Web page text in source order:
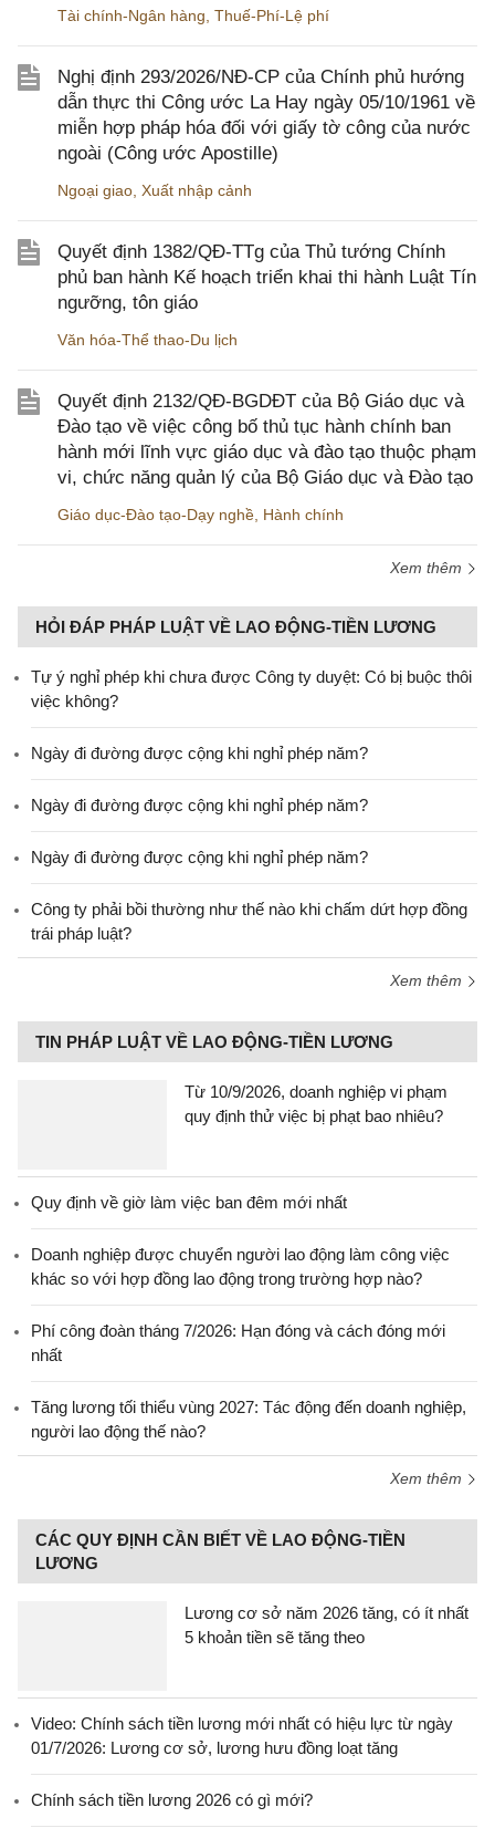
Tài chính-Ngân hàng Thuế-Phí-Lệ phí
Nghị định 293/2026/NĐ-CP của Chính phủ hướng
dẫn thực thi Công ước La Hay ngày 05/10/1961 về
miễn hợp pháp hóa đối với giấy tờ công của nước
ngoài (Công ước Apostille)
Ngoại giao Xuất nhập cảnh
Quyết định 1382/QĐ-TTg của Thủ tướng Chính
phủ ban hành Kế hoạch triển khai thi hành Luật Tín
ngưỡng, tôn giáo
Văn hóa-Thể thao-Du lịch
Quyết định 2132/QĐ-BGDĐT của Bộ Giáo dục và
Đào tạo về việc công bố thủ tục hành chính ban
hành mới lĩnh vực giáo dục và đào tạo thuộc phạm
vi, chức năng quản lý của Bộ Giáo dục và Đào tạo
Giáo dục-Đào tạo-Dạy nghề Hành chính
Xem thêm
HỎI ĐÁP PHÁP LUẬT VỀ LAO ĐỘNG-TIỀN LƯƠNG
Tự ý nghỉ phép khi chưa được Công ty duyệt: Có bị buộc thôi
việc không?
Ngày đi đường được cộng khi nghỉ phép năm?
Ngày đi đường được cộng khi nghỉ phép năm?
Ngày đi đường được cộng khi nghỉ phép năm?
Công ty phải bồi thường như thế nào khi chấm dứt hợp đồng
trái pháp luật?
Xem thêm
TIN PHÁP LUẬT VỀ LAO ĐỘNG-TIỀN LƯƠNG
Từ 10/9/2026, doanh nghiệp vi phạm
quy định thử việc bị phạt bao nhiêu?
Quy định về giờ làm việc ban đêm mới nhất
Doanh nghiệp được chuyển người lao động làm công việc
khác so với hợp đồng lao động trong trường hợp nào?
Phí công đoàn tháng 7/2026: Hạn đóng và cách đóng mới
nhất
Tăng lương tối thiểu vùng 2027: Tác động đến doanh nghiệp,
người lao động thế nào?
Xem thêm
CÁC QUY ĐỊNH CẦN BIẾT VỀ LAO ĐỘNG-TIỀN
LƯƠNG
Lương cơ sở năm 2026 tăng, có ít nhất
5 khoản tiền sẽ tăng theo
Video: Chính sách tiền lương mới nhất có hiệu lực từ ngày
01/7/2026: Lương cơ sở, lương hưu đồng loạt tăng
Chính sách tiền lương 2026 có gì mới?